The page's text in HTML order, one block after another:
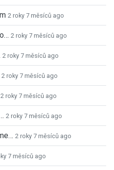
2 roky 7 měsíců ago
2 roky 7 měsíců ago
2 roky 7 měsíců ago
2 roky 7 měsíců ago
2 roky 7 měsíců ago
2 roky 7 měsíců ago
2 roky 7 měsíců ago
7 měsíců ago